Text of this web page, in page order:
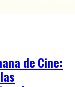
de Cine: